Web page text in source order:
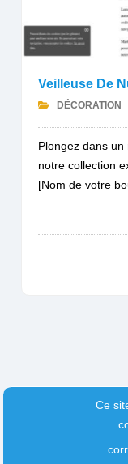
Veilleuse De
DÉCORATION
Plongez dans
notre collection
[Nom de votre
Ce